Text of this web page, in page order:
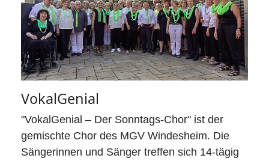
VokalGenial
"VokalGenial – Der Sonntags-Chor" ist der
gemischte Chor des MGV Windesheim. Die
Sängerinnen und Sänger treffen sich 14-tägig